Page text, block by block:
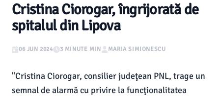
Cristina Ciorogar, îngrijorată de
spitalul din Lipova
06 JUN 2024 3 MINUTE MIN MARIA SIMIONESCU
"Cristina Ciorogar, consilier judeţean PNL, trage un
semnal de alarmă cu privire la funcţionalitatea